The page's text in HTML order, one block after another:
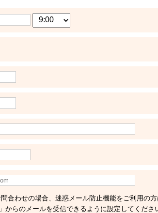
問合わせの場合、迷惑メール防止機能をご利用の
からのメールを受信できるように設定してくださ